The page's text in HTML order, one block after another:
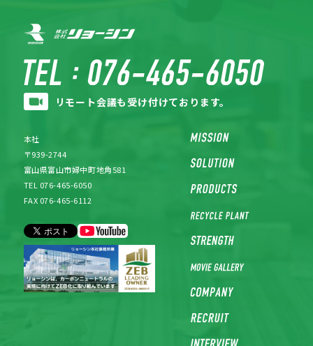
リモート会議も受け付けております。
本社
〒939-2744
富山県富山市婦中町地角581
TEL 076-465-6050
FAX 076-465-6112